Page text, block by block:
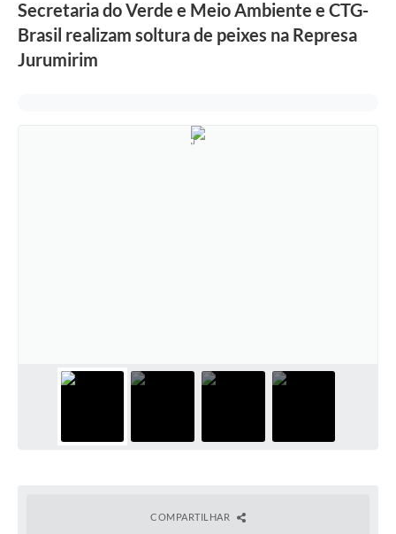
Fale Conosco
Leis Municipais
A Nossa Cidade
Secretaria do Verde e Meio Ambiente e CTG-
Brasil realizam soltura de peixes na Represa
Jurumirim
COMPARTILHAR